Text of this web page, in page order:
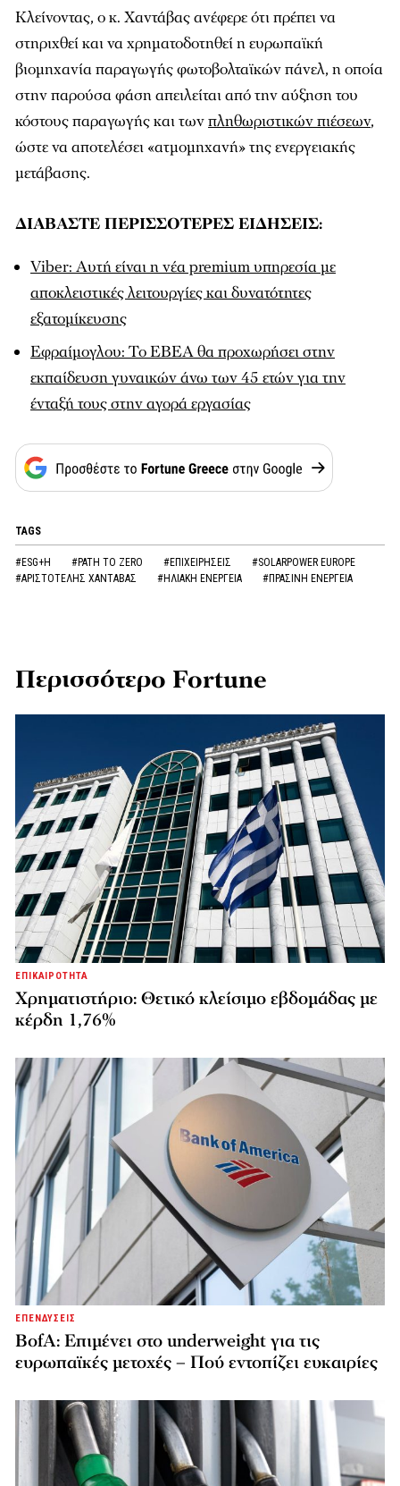
Κλείνοντας, ο κ. Χαντάβας ανέφερε ότι πρέπει να
στηριχθεί και να χρηματοδοτηθεί η ευρωπαϊκή
βιομηχανία παραγωγής φωτοβολταϊκών πάνελ, η οποία
στην παρούσα φάση απειλείται από την αύξηση του
κόστους παραγωγής και τωνπληθωριστικών πιέσεων,
ώστε να αποτελέσει «ατμομηχανή» της ενεργειακής
μετάβασης.
ΔΙΑΒΑΣΤΕ ΠΕΡΙΣΣΟΤΕΡΕΣ ΕΙΔΗΣΕΙΣ:
Viber: Αυτή είναι η νέα premium υπηρεσία με
αποκλειστικές λειτουργίες και δυνατότητες
εξατομίκευσης
Εφραίμογλου: Το ΕΒΕΑ θα προχωρήσει στην
εκπαίδευση γυναικών άνω των 45 ετών για την
ένταξή τους στην αγορά εργασίας
TAGS
#ESG+H #PATH TO ZERO #ΕΠΙΧΕΙΡΗΣΕΙΣ
#SOLARPOWER EUROPE
#ΑΡΙΣΤΟΤΕΛΗΣ ΧΑΝΤΑΒΑΣ
#ΗΛΙΑΚΗ ΕΝΕΡΓΕΙΑ #ΠΡΑΣΙΝΗ ΕΝΕΡΓΕΙΑ
Περισσότερο Fortune
ΕΠΙΚΑΙΡΟΤΗΤΑ
Χρηματιστήριο: Θετικό κλείσιμο εβδομάδας με
κέρδη 1,76%
ΕΠΕΝΔΥΣΕΙΣ
BofA: Επιμένει στο underweight για τις
ευρωπαϊκές μετοχές – Πού εντοπίζει ευκαιρίες